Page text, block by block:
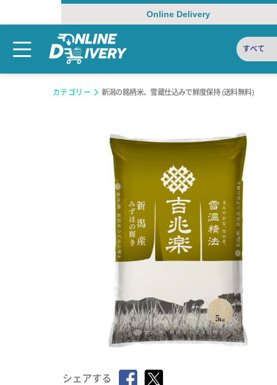
Online Delivery
すべて
カテゴリー 新潟の銘柄米、雪蔵仕込みで鮮度保持 (送料無料)
シェアする